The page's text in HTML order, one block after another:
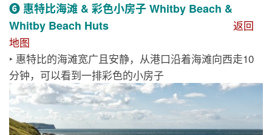
❻ 惠特比海滩 & 彩色小房子 Whitby Beach &
Whitby Beach Huts
返回
地图
‣ 惠特比的海滩宽广且安静，从港口沿着海滩向西走10
分钟，可以看到一排彩色的小房子